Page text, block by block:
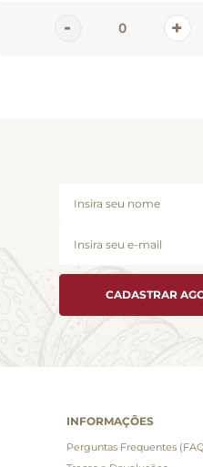
CADASTRAR
INFORMAÇÕES
Perguntas Frequentes